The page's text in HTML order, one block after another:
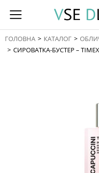
You are here:
ГОЛОВНА КАТАЛОГ
СИРОВАТКА-БУСТЕР –